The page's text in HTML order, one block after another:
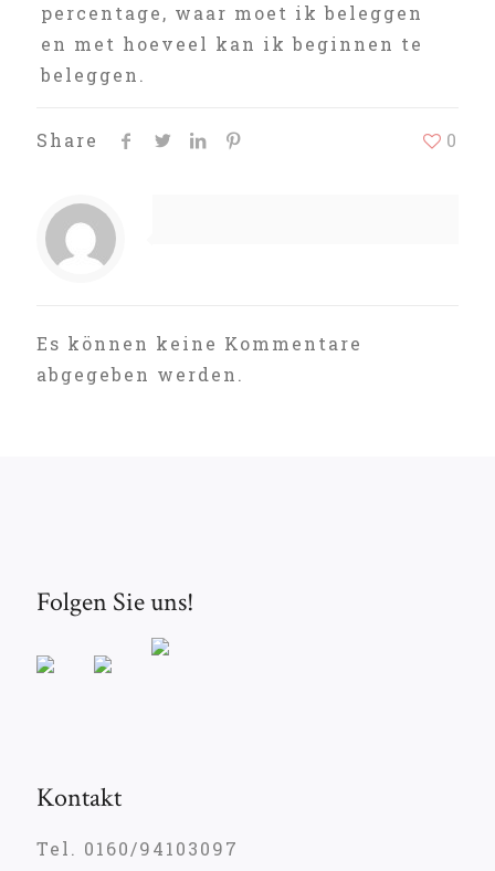
percentage, waar moet ik beleggen
en met hoeveel kan ik beginnen te
beleggen.
Share 0
Es können keine Kommentare
abgegeben werden.
Folgen Sie uns!
Kontakt
Tel. 0160/94103097